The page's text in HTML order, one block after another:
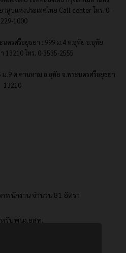
สูบแห่งประเทศไทย Call center โทร. 0-
1000
นครศรีอยุธยา : 999 ม.4 ต.อุทัย อ.อุทัย
13210 โทร. 0-3535-2555
.9 ต.คานหาม อ.อุทัย จ.พระนครศรีอยุธยา
13210
พนักงาน จำนวน 81 อัตรา
หรับพนง.ยสท.